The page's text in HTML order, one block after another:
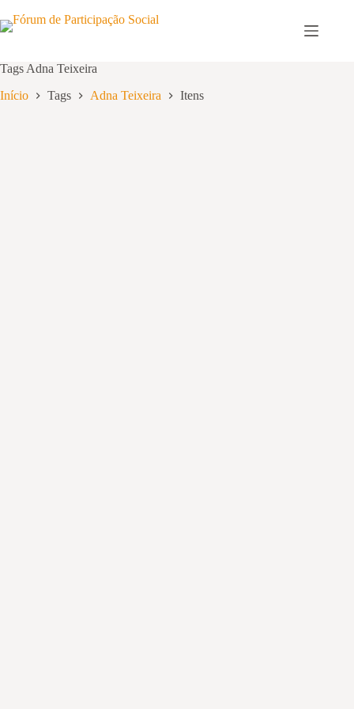
para
o
Tags Adna Teixeira
Início Tags Adna Teixeira Itens